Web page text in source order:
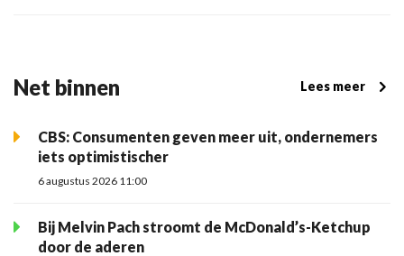
Net binnen Lees meer
CBS: Consumenten geven meer uit, ondernemers
iets optimistischer
6 augustus 2026 11:00
Bij Melvin Pach stroomt de McDonald’s-Ketchup
door de aderen